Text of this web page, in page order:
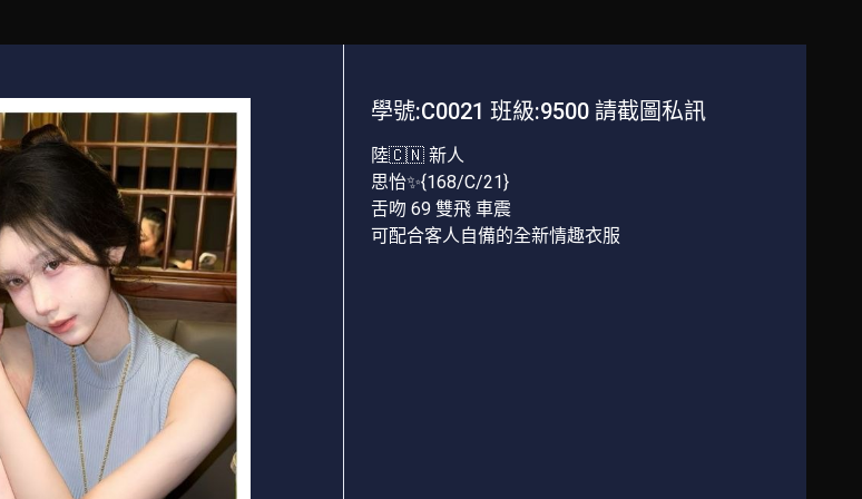
學號:C0021 班級:9500 請截圖私訊
陸🇨🇳 新人
思怡✨{168/C/21}
舌吻 69 雙飛 車震
可配合客人自備的全新情趣衣服